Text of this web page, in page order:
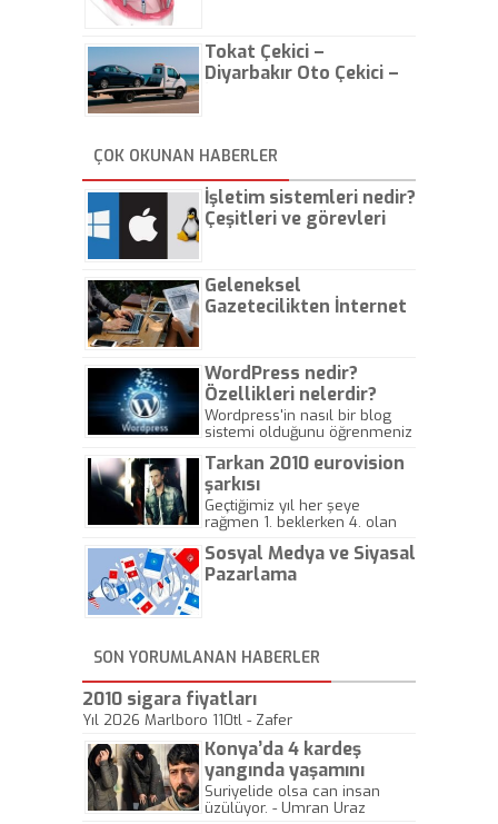
Tokat Çekici –
Diyarbakır Oto Çekici –
ÇOK OKUNAN HABERLER
İşletim sistemleri nedir?
Çeşitleri ve görevleri
Geleneksel
Gazetecilikten İnternet
WordPress nedir?
Özellikleri nelerdir?
Wordpress'in nasıl bir blog
sistemi olduğunu öğrenmeniz
Tarkan 2010 eurovision
şarkısı
Geçtiğimiz yıl her şeye
rağmen 1. beklerken 4. olan
gösterisinin bu yarışmada
önemli olmadığını anlamıştır.
Sosyal Medya ve Siyasal
Pazarlama
SON YORUMLANAN HABERLER
2010 sigara fiyatları
Yıl 2026 Marlboro 110tl - Zafer
Konya’da 4 kardeş
yangında yaşamını
yitirdi
Suriyelide olsa can insan
üzülüyor. - Umran Uraz